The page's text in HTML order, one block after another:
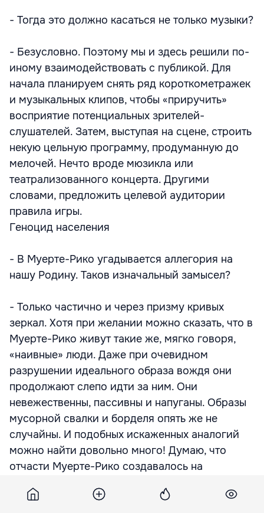
- Тогда это должно касаться не только музыки?
- Безусловно. Поэтому мы и здесь решили по-
иному взаимодействовать с публикой. Для
начала планируем снять ряд короткометражек
и музыкальных клипов, чтобы «приручить»
восприятие потенциальных зрителей-
слушателей. Затем, выступая на сцене, строить
некую цельную программу, продуманную до
мелочей. Нечто вроде мюзикла или
театрализованного концерта. Другими
словами, предложить целевой аудитории
правила игры.
Геноцид населения
- В Муерте-Рико угадывается аллегория на
нашу Родину. Таков изначальный замысел?
- Только частично и через призму кривых
зеркал. Хотя при желании можно сказать, что в
Муерте-Рико живут такие же, мягко говоря,
«наивные» люди. Даже при очевидном
разрушении идеального образа вождя они
продолжают слепо идти за ним. Они
невежественны, пассивны и напуганы. Образы
мусорной свалки и борделя опять же не
случайны. И подобных искаженных аналогий
можно найти довольно много! Думаю, что
отчасти Муерте-Рико создавалось на
амбиций. Как государство, где всё настолько